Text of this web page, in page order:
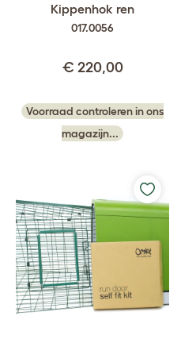
Kippenhok ren
017.0056
€ 220,00
Voorraad controleren in ons
magazijn...